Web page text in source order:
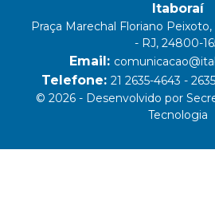
Itaboraí
Praça Marechal Floriano
- RJ, 24800-
Email:
Telefone: 21 2635-4643 -
© 2026 - Desenvolvido por
Tecnologia